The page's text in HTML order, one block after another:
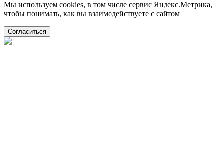
Мы используем cookies, в том числе сервис Яндекс.Метрика,
чтобы понимать, как вы взаимодействуете с сайтом
Согласиться